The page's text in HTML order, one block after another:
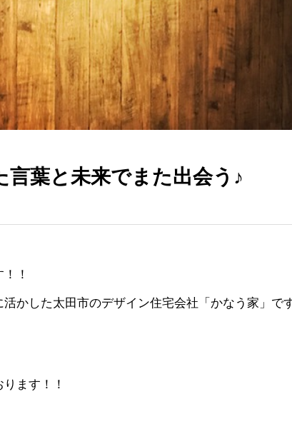
言葉と未来でまた出会う♪
！
活かした太田市のデザイン住宅会社「かなう家」で
ます！！